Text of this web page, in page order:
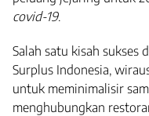
covid-19.
Salah satu kisah sukses
Surplus Indonesia,
untuk meminimalisir
menghubungkan